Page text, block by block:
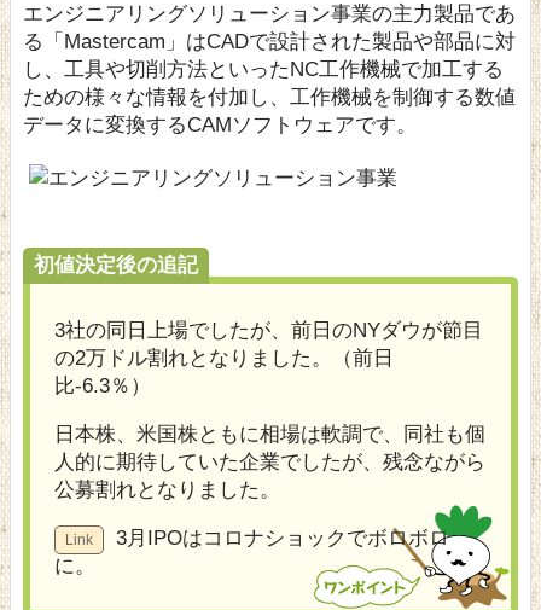
エンジニアリングソリューション事業の主力製品であ
る「Mastercam」はCADで設計された製品や部品に対
し、工具や切削方法といったNC工作機械で加工する
ための様々な情報を付加し、工作機械を制御する数値
データに変換するCAMソフトウェアです。
初値決定後の追記
3社の同日上場でしたが、前日のNYダウが節目
の2万ドル割れとなりました。（前日
比-6.3％）
日本株、米国株ともに相場は軟調で、同社も個
人的に期待していた企業でしたが、残念ながら
公募割れとなりました。
3月IPOはコロナショックでボロボロ
に。